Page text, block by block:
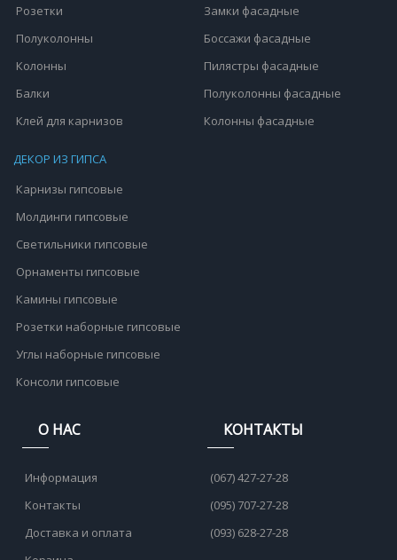
Розетки
Полуколонны
Колонны
Балки
Клей для карнизов
Замки фасадные
Боссажи фасадные
Пилястры фасадные
Полуколонны фасадные
Колонны фасадные
ДЕКОР ИЗ ГИПСА
Карнизы гипсовые
Молдинги гипсовые
Светильники гипсовые
Орнаменты гипсовые
Камины гипсовые
Розетки наборные гипсовые
Углы наборные гипсовые
Консоли гипсовые
О НАС
Информация
Контакты
Доставка и оплата
КОНТАКТЫ
(067) 427-27-28
(095) 707-27-28
(093) 628-27-28